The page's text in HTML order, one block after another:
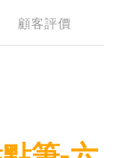
顧客評價